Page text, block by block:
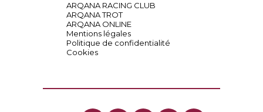
ARQANA RACING CLUB
ARQANA TROT
ARQANA ONLINE
Mentions légales
Politique de confidentialité
Cookies